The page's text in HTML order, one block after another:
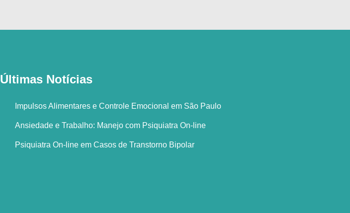
Últimas Notícias
Impulsos Alimentares e Controle Emocional em São Paulo
Ansiedade e Trabalho: Manejo com Psiquiatra On-line
Psiquiatra On-line em Casos de Transtorno Bipolar